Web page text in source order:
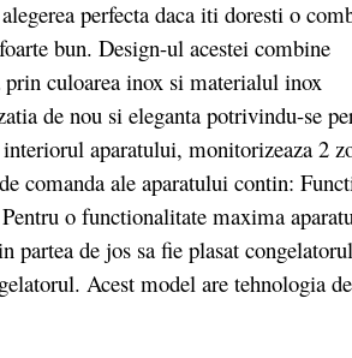
perfecta daca iti doresti o
bun. Design-ul acestei combine
culoarea inox si materialul inox
de nou si eleganta potrivindu-se
aparatului, monitorizeaza 2
comanda ale aparatului contin:
o functionalitate maxima
partea de jos sa fie plasat
Acest model are tehnologia de